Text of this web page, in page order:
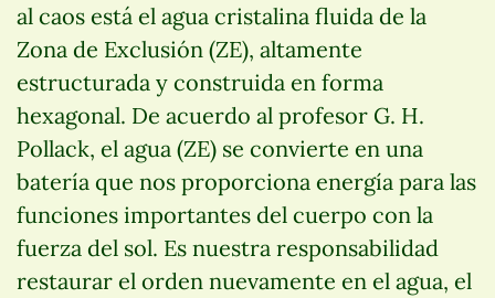
al caos está el agua cristalina fluida de la
Zona de Exclusión (ZE), altamente
estructurada y construida en forma
hexagonal. De acuerdo al profesor G. H.
Pollack, el agua (ZE) se convierte en una
batería que nos proporciona energía para las
funciones importantes del cuerpo con la
fuerza del sol. Es nuestra responsabilidad
restaurar el orden nuevamente en el agua, el